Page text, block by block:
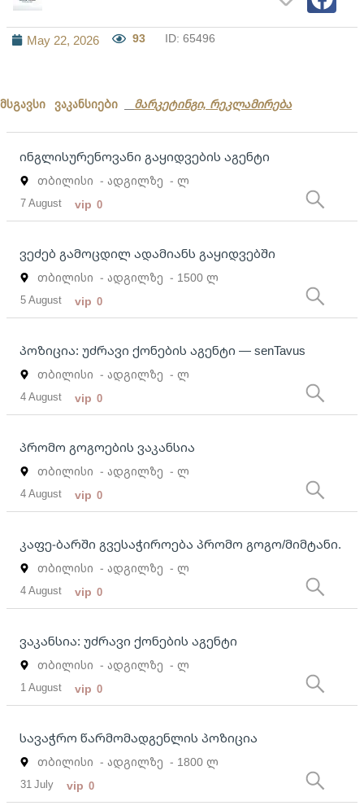
May 22, 2026 93 ID: 65496
მსგავსი ვაკანსიები მარკეტინგი, რეკლამირება
ინგლისურენოვანი გაყიდვების აგენტი
თბილისი - ადგილზე - ლ
7 August vip 0
ვეძებ გამოცდილ ადამიანს გაყიდვებში
თბილისი - ადგილზე - 1500 ლ
5 August vip 0
პოზიცია: უძრავი ქონების აგენტი — senTavus
თბილისი - ადგილზე - ლ
4 August vip 0
პრომო გოგოების ვაკანსია
თბილისი - ადგილზე - ლ
4 August vip 0
კაფე-ბარში გვესაჭიროება პრომო გოგო/მიმტანი.
თბილისი - ადგილზე - ლ
4 August vip 0
ვაკანსია: უძრავი ქონების აგენტი
თბილისი - ადგილზე - ლ
1 August vip 0
სავაჭრო წარმომადგენლის პოზიცია
თბილისი - ადგილზე - 1800 ლ
31 July vip 0